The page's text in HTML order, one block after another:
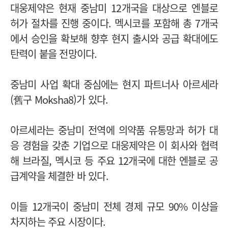
대웅제약은 현재 중남미 12개국을 대상으로 엔블로
허가 절차를 진행 중이다. 멕시코를 포함해 총 7개국
에서 승인을 확보해 향후 현지 출시와 공급 확대에도
탄력이 붙을 전망이다.
중남미 사업 확대 중심에는 현지 파트너사 아르세라
(舊구 Moksha8)가 있다.
아르세라는 중남미 전역에 의약품 유통망과 허가 대
응 경험을 갖춘 기업으로 대웅제약은 이 회사와 협력
해 브라질, 멕시코 등 주요 12개국에 대한 엔블로 공
급계약을 체결한 바 있다.
이들 12개국이 중남미 전체 경제 규모 90% 이상을
차지하는 주요 시장이다.